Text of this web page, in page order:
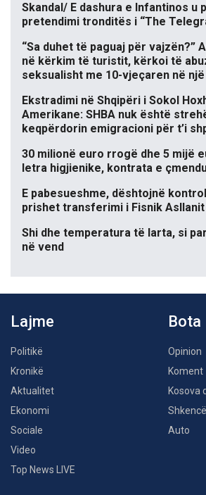
Skandal/ E dashura e Infantinos u
pretendimi tronditës i “The
“Sa duhet të paguaj për vajzën?”
në kërkim të turistit, kërkoi të
seksualisht me 10-vjeçaren në
Ekstradimi në Shqipëri i Sokol
Amerikane: SHBA nuk është
keqpërdorin emigracioni për t’i
30 milionë euro rrogë dhe 5 mijë
letra higjienike, kontrata e
E pabesueshme, dështojnë
prishet transferimi i Fisnik
Shi dhe temperatura të larta, si
në vend
Lajme
Politikë
Kronikë
Aktualitet
Ekonomi
Sociale
Video
Top News LIVE
Bota
Opinion
Koment
Kosova
Auto